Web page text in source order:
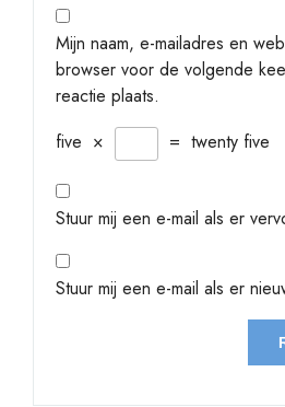
Mijn naam, e-mailadres en
browser voor de volgende
reactie plaats.
five × = twenty five
Stuur mij een e-mail als er
Stuur mij een e-mail als er